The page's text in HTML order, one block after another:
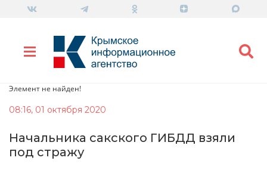
Элемент не найден!
08:16, 01 октября 2020
Начальника сакского ГИБДД взяли
под стражу